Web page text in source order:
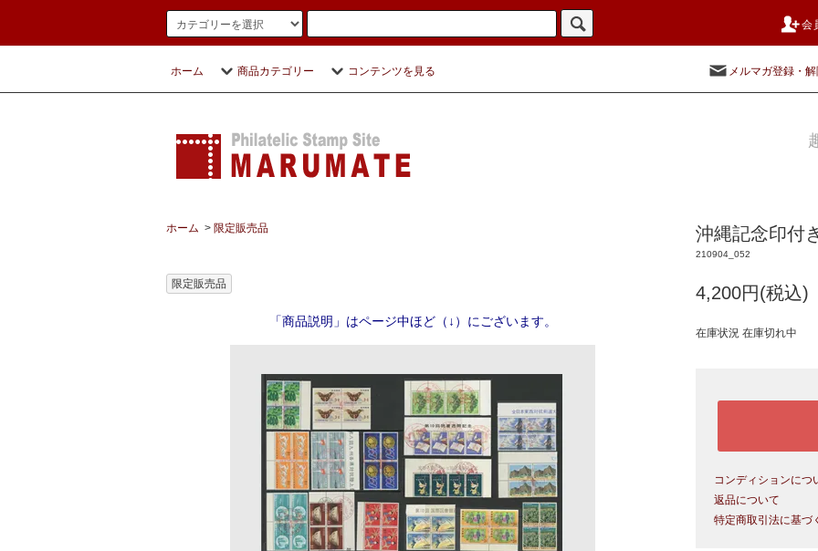
会
ホーム 商品カテゴリー コンテンツを見る メルマガ登録・
ホーム > 限定販売品
限定販売品
「商品説明」はページ中ほど（↓）にございます。
沖縄記念印付
210904_052
4,200円(税込)
在庫状況 在庫切れ中
コンディションにつ
返品について
特定商取引法に基づ